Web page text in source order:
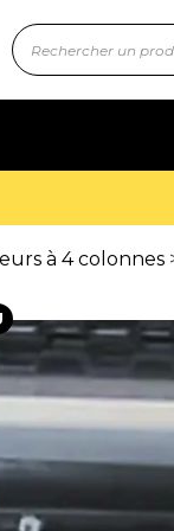
à 4 colonnes